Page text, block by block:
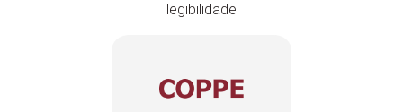
legibilidade